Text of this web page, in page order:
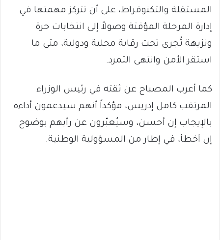
المستقلة والتكنوقراط، على أن تتركز مهمتها في
إدارة المرحلة المؤقتة وصولاً إلى انتخابات حرة
ونزيهة تُجرى تحت رقابة محلية ودولية، متى ما
استقر الأمن وانتهى التمرد.
كما أعرب المصباح عن ثقته في رئيس الوزراء
المرتقب كامل إدريس، مؤكداً أنهم سيدعمون أداءه
بالإيجاب إن أحسن، وسيُعبّرون عن رأيهم بوضوح
إن أخطأ، في إطار من المسؤولية الوطنية.